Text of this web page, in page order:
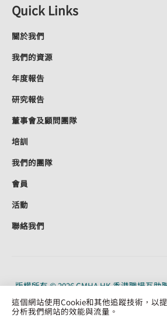
Quick Links
關於我們
我們的資源
年度報告
研究報告
董事會及顧問團隊
培訓
我們的團隊
會員
活動
聯絡我們
版權所有 © 2026 CMHA HK 香港職場互助
健康聯盟)。CMHA HK 是根據《稅務條例》
認可的慈善機構。保留所有
這個網站使用Cookie和其他追蹤技術，以
分析我們網站的效能與流量。